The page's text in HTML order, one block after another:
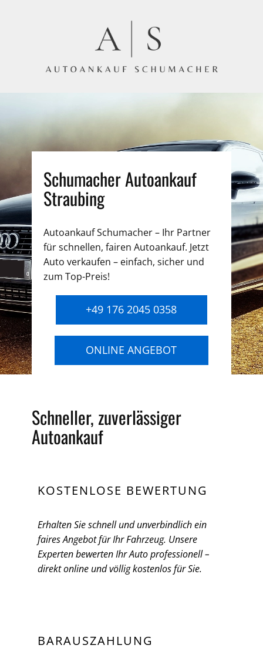
Schumacher Autoankauf
Straubing
Autoankauf Schumacher – Ihr Partner
für schnellen, fairen Autoankauf. Jetzt
Auto verkaufen – einfach, sicher und
zum Top-Preis!
+49 176 2045 0358
ONLINE ANGEBOT
Schneller, zuverlässiger
Autoankauf
KOSTENLOSE BEWERTUNG
Erhalten Sie schnell und unverbindlich ein
faires Angebot für Ihr Fahrzeug. Unsere
Experten bewerten Ihr Auto professionell –
direkt online und völlig kostenlos für Sie.
BARAUSZAHLUNG